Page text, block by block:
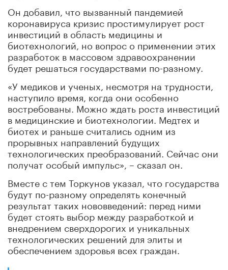
Он добавил, что вызванный пандемией
коронавируса кризис простимулирует рост
инвестиций в область медицины и
биотехнологий, но вопрос о применении этих
разработок в массовом здравоохранении
будет решаться государствами по-разному.
«У медиков и ученых, несмотря на трудности,
наступило время, когда они особенно
востребованы. Можно ждать роста инвестиций
в медицинские и биотехнологии. Медтех и
биотех и раньше считались одним из
прорывных направлений будущих
технологических преобразований. Сейчас они
получат особый импульс», – сказал он.
Вместе с тем Торкунов указал, что государства
будут по-разному определять конечный
результат таких нововведений: перед ними
будет стоять выбор между разработкой и
внедрением сверхдорогих и уникальных
технологических решений для элиты и
обеспечением здоровья всех граждан.